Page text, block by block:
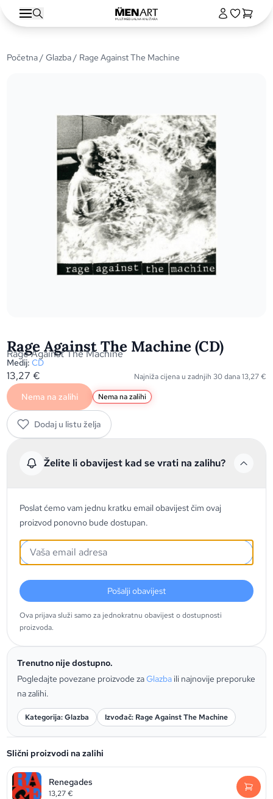
Početna/Glazba/ Rage Against The Machine
Rage Against The Machine (CD)
Rage Against The Machine
Medij: CD
13,27€ Najniža cijena u zadnjih 30 dana13,27€
Nema na zalihi Nema na zalihi
Dodaj u listu želja
Želite li obavijest kad se vrati na zalihu?
Poslat ćemo vam jednu kratku email obavijest čim ovaj
proizvod ponovno bude dostupan.
Pošalji obavijest
Ova prijava služi samo za jednokratnu obavijest o dostupnosti
proizvoda.
Trenutno nije dostupno.
Pogledajte povezane proizvode zaGlazba ili najnovije preporuke
na zalihi.
Kategorija: Glazba Izvođač: Rage Against The Machine
Slični proizvodi na zalihi
Renegades
13,27€